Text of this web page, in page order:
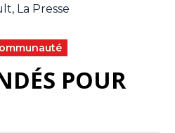
La Presse
POUR